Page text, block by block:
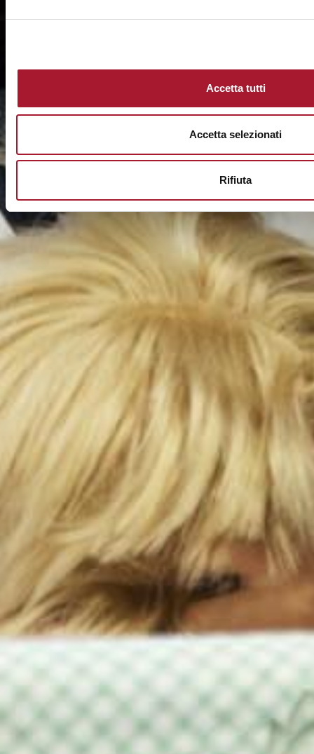
Accetta tutti
Accetta selezionati
Rifiuta